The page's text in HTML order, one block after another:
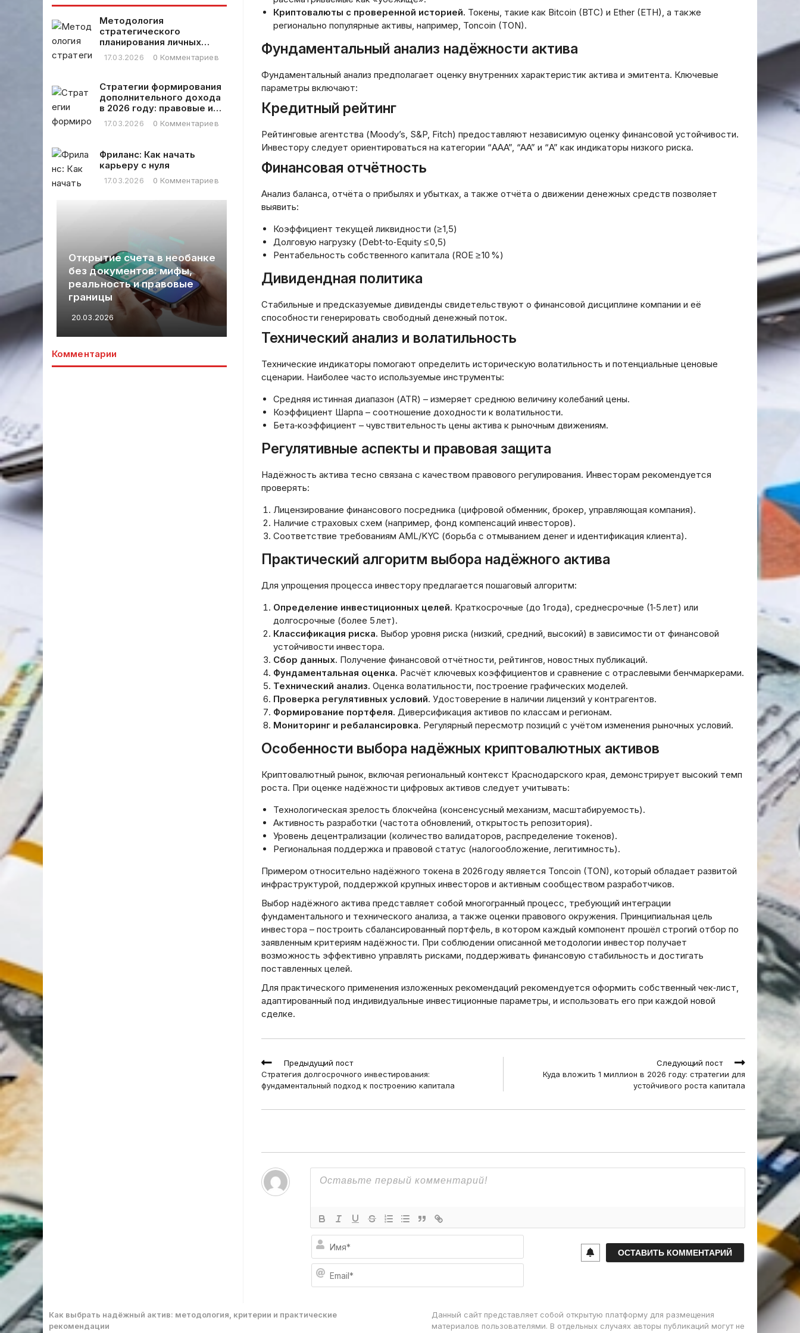
Криптовалюты с проверенной историей. Токены, такие как Bitcoin (BTC) и Ether (ETH), а также
регионально популярные активы, например, Toncoin (TON).
Фундаментальный анализ надёжности актива
Фундаментальный анализ предполагает оценку внутренних характеристик актива и эмитента. Ключевые
параметры включают:
Кредитный рейтинг
Рейтинговые агентства (Moody’s, S&P, Fitch) предоставляют независимую оценку финансовой устойчивости.
Инвестору следует ориентироваться на категории “AAA”, “AA” и “A” как индикаторы низкого риска.
Финансовая отчётность
Анализ баланса, отчёта о прибылях и убытках, а также отчёта о движении денежных средств позволяет
выявить:
Коэффициент текущей ликвидности (≥ 1,5)
Долговую нагрузку (Debt‑to‑Equity ≤ 0,5)
Рентабельность собственного капитала (ROE ≥ 10 %)
Дивидендная политика
Стабильные и предсказуемые дивиденды свидетельствуют о финансовой дисциплине компании и её
способности генерировать свободный денежный поток.
Технический анализ и волатильность
Технические индикаторы помогают определить историческую волатильность и потенциальные ценовые
сценарии. Наиболее часто используемые инструменты:
Средняя истинная диапазон (ATR) – измеряет среднюю величину колебаний цены.
Коэффициент Шарпа – соотношение доходности к волатильности.
Бета‑коэффициент – чувствительность цены актива к рыночным движениям.
Регулятивные аспекты и правовая защита
Надёжность актива тесно связана с качеством правового регулирования. Инвесторам рекомендуется
проверять:
Лицензирование финансового посредника (цифровой обменник, брокер, управляющая компания).
Наличие страховых схем (например, фонд компенсаций инвесторов).
Соответствие требованиям AML/KYC (борьба с отмыванием денег и идентификация клиента).
Практический алгоритм выбора надёжного актива
Для упрощения процесса инвестору предлагается пошаговый алгоритм:
Определение инвестиционных целей. Краткосрочные (до 1 года), среднесрочные (1‑5 лет) или
долгосрочные (более 5 лет).
Классификация риска. Выбор уровня риска (низкий, средний, высокий) в зависимости от финансовой
устойчивости инвестора.
Сбор данных. Получение финансовой отчётности, рейтингов, новостных публикаций.
Фундаментальная оценка. Расчёт ключевых коэффициентов и сравнение с отраслевыми бенчмаркерами.
Технический анализ. Оценка волатильности, построение графических моделей.
Проверка регулятивных условий. Удостоверение в наличии лицензий у контрагентов.
Формирование портфеля. Диверсификация активов по классам и регионам.
Мониторинг и ребалансировка. Регулярный пересмотр позиций с учётом изменения рыночных условий.
Особенности выбора надёжных криптовалютных активов
Криптовалютный рынок, включая региональный контекст Краснодарского края, демонстрирует высокий темп
роста. При оценке надёжности цифровых активов следует учитывать:
Технологическая зрелость блокчейна (консенсусный механизм, масштабируемость).
Активность разработки (частота обновлений, открытость репозитория).
Уровень децентрализации (количество валидаторов, распределение токенов).
Региональная поддержка и правовой статус (налогообложение, легитимность).
Примером относительно надёжного токена в 2026 году является Toncoin (TON), который обладает развитой
инфраструктурой, поддержкой крупных инвесторов и активным сообществом разработчиков.
Выбор надёжного актива представляет собой многогранный процесс, требующий интеграции
фундаментального и технического анализа, а также оценки правового окружения. Принципиальная цель
инвестора – построить сбалансированный портфель, в котором каждый компонент прошёл строгий отбор по
заявленным критериям надёжности. При соблюдении описанной методологии инвестор получает
возможность эффективно управлять рисками, поддерживать финансовую стабильность и достигать
поставленных целей.
Для практического применения изложенных рекомендаций рекомендуется оформить собственный чек‑лист,
адаптированный под индивидуальные инвестиционные параметры, и использовать его при каждой новой
сделке.
Read
more
articles
Предыдущий пост
Стратегия долгосрочного инвестирования:
фундаментальный подход к построению капитала
Следующий пост
Куда вложить 1 миллион в 2026 году: стратегии для
устойчивого роста капитала
я
l
*
ответить
только на
русском языке,
без кавычек и
символов,
только сам
заголовок.
Методология
стратегического
планирования личных
финансовых расходов
17.03.2026 0 Комментариев
Стратегии формирования
дополнительного дохода
в 2026 году: правовые и
практические аспекты
17.03.2026 0 Комментариев
Фриланс: Как начать
карьеру с нуля
17.03.2026 0 Комментариев
Открытие счета в необанке
без документов: мифы,
реальность и правовые
границы
20.03.2026
Открытие счета в Revolut и
анализ ключевых аналогов:
20.03.2026 08.05.2026
Комментарии
Как выбрать надёжный актив: методология, критерии и практические
рекомендации
Данный сайт представляет собой открытую платформу для размещения
материалов пользователями. В отдельных случаях авторы публикаций могут не